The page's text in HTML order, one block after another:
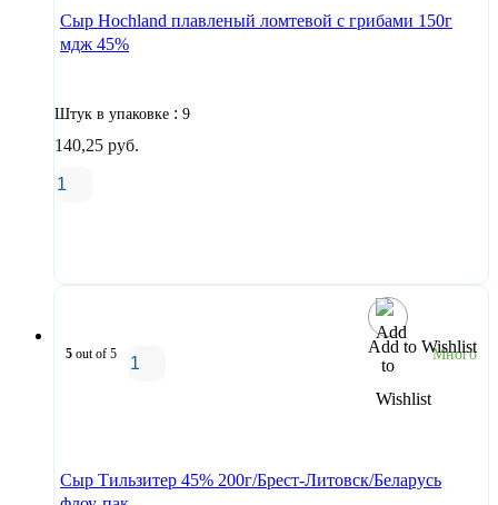
Сыр Hochland плавленый ломтевой с грибами 150г
мдж 45%
Штук в упаковке : 9
140,25 руб.
Add to Wishlist
5 out of 5 Много
Сыр Тильзитер 45% 200г/Брест-Литовск/Беларусь